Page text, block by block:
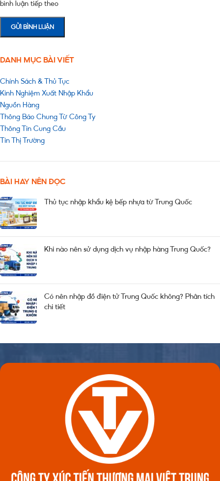
bình luận tiếp theo
DANH MỤC BÀI VIẾT
Chính Sách & Thủ Tục
Kinh Nghiệm Xuất Nhập Khẩu
Nguồn Hàng
Thông Báo Chung Từ Công Ty
Thông Tin Cung Cầu
Tin Thị Trường
BÀI HAY NÊN ĐỌC
Thủ tục nhập khẩu kệ bếp nhựa từ Trung Quốc
Khi nào nên sử dụng dịch vụ nhập hàng Trung Quốc?
Có nên nhập đồ điện tử Trung Quốc không? Phân tích
chi tiết